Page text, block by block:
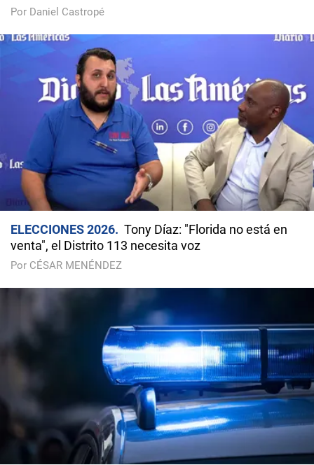
Por Daniel Castropé
ELECCIONES 2026
Tony Díaz: "Florida no está en
venta", el Distrito 113 necesita voz
Por CÉSAR MENÉNDEZ